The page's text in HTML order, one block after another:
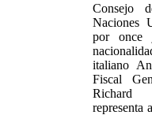
Consejo
Naciones
por once
italiano
Fiscal
Richard
representa